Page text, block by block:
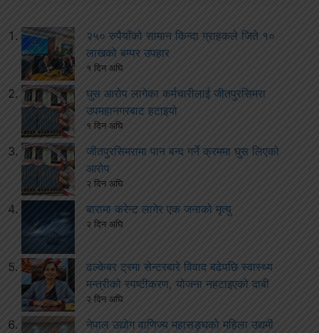
२५० रुपैयाँको सामान किन्दा ग्राहकले जिते १०
लाखको बम्पर उपहार
१ दिन अघि
घुस आरोप लागेका कर्मचारीलाई जीतपुरसिमरा
उपमहानगरबाट हटाइयो
१ दिन अघि
जीतपुरसिमरामा पान बन्द गर्ने क्रममा घुस लिएको
आरोप
२ दिन अघि
बारामा करेन्ट लागेर एक जनाको मृत्यु
२ दिन अघि
ढल्केबर ट्रमा सेन्टरबारे विवाद बढेपछि स्वास्थ्य
मन्त्रीको स्पष्टीकरण, योजना नहटाइएको दाबी
२ दिन अघि
नेपाल उद्योग वाणिज्य महासङ्घको महिला उद्यमी